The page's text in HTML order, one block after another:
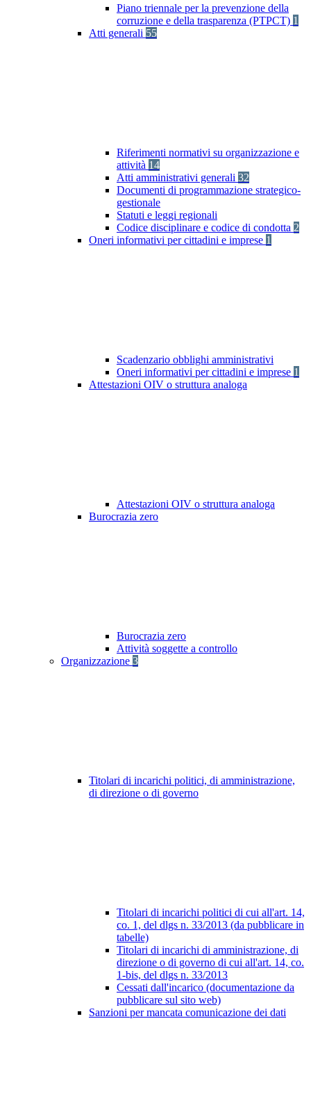
Piano triennale per la prevenzione della
corruzione e della trasparenza (PTPCT) 1
Atti generali 55
Riferimenti normativi su organizzazione e
attività 14
Atti amministrativi generali 32
Documenti di programmazione strategico-
gestionale
Statuti e leggi regionali
Codice disciplinare e codice di condotta 2
Oneri informativi per cittadini e imprese 1
Scadenzario obblighi amministrativi
Oneri informativi per cittadini e imprese 1
Attestazioni OIV o struttura analoga
Attestazioni OIV o struttura analoga
Burocrazia zero
Burocrazia zero
Attività soggette a controllo
Organizzazione 3
Titolari di incarichi politici, di amministrazione,
di direzione o di governo
Titolari di incarichi politici di cui all'art. 14,
co. 1, del dlgs n. 33/2013 (da pubblicare in
tabelle)
Titolari di incarichi di amministrazione, di
direzione o di governo di cui all'art. 14, co.
1-bis, del dlgs n. 33/2013
Cessati dall'incarico (documentazione da
pubblicare sul sito web)
Sanzioni per mancata comunicazione dei dati